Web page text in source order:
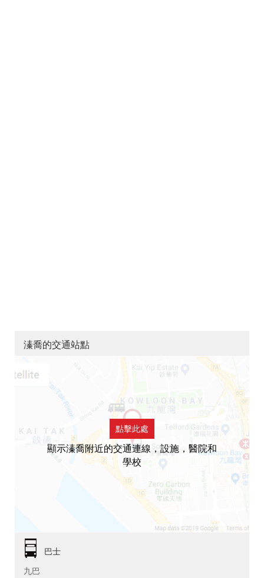
溱喬的交通站點
點擊此處
顯示溱喬附近的交通連線，設施，醫院和
學校
巴士
九巴